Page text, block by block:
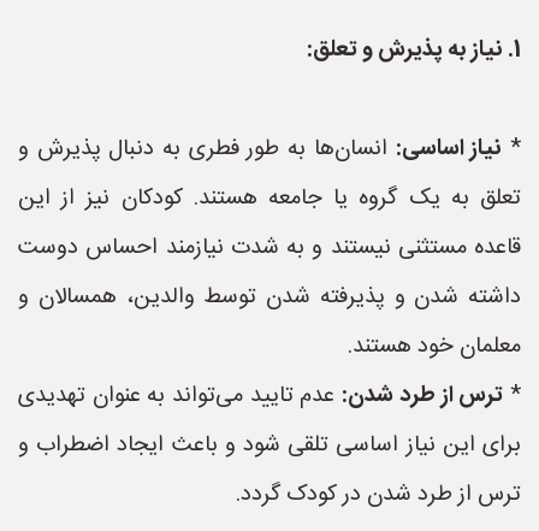
1. نیاز به پذیرش و تعلق:
* نیاز اساسی: انسان‌ها به طور فطری به دنبال پذیرش و
تعلق به یک گروه یا جامعه هستند. کودکان نیز از این
قاعده مستثنی نیستند و به شدت نیازمند احساس دوست
داشته شدن و پذیرفته شدن توسط والدین، همسالان و
معلمان خود هستند.
* ترس از طرد شدن: عدم تایید می‌تواند به عنوان تهدیدی
برای این نیاز اساسی تلقی شود و باعث ایجاد اضطراب و
ترس از طرد شدن در کودک گردد.